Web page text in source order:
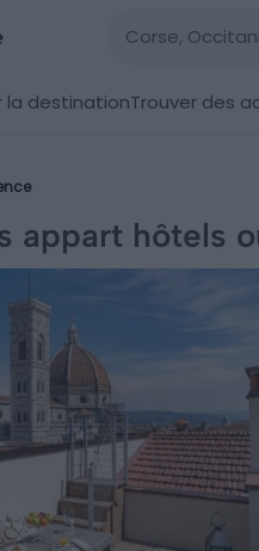
la destinationTrouver des
appart hôtels